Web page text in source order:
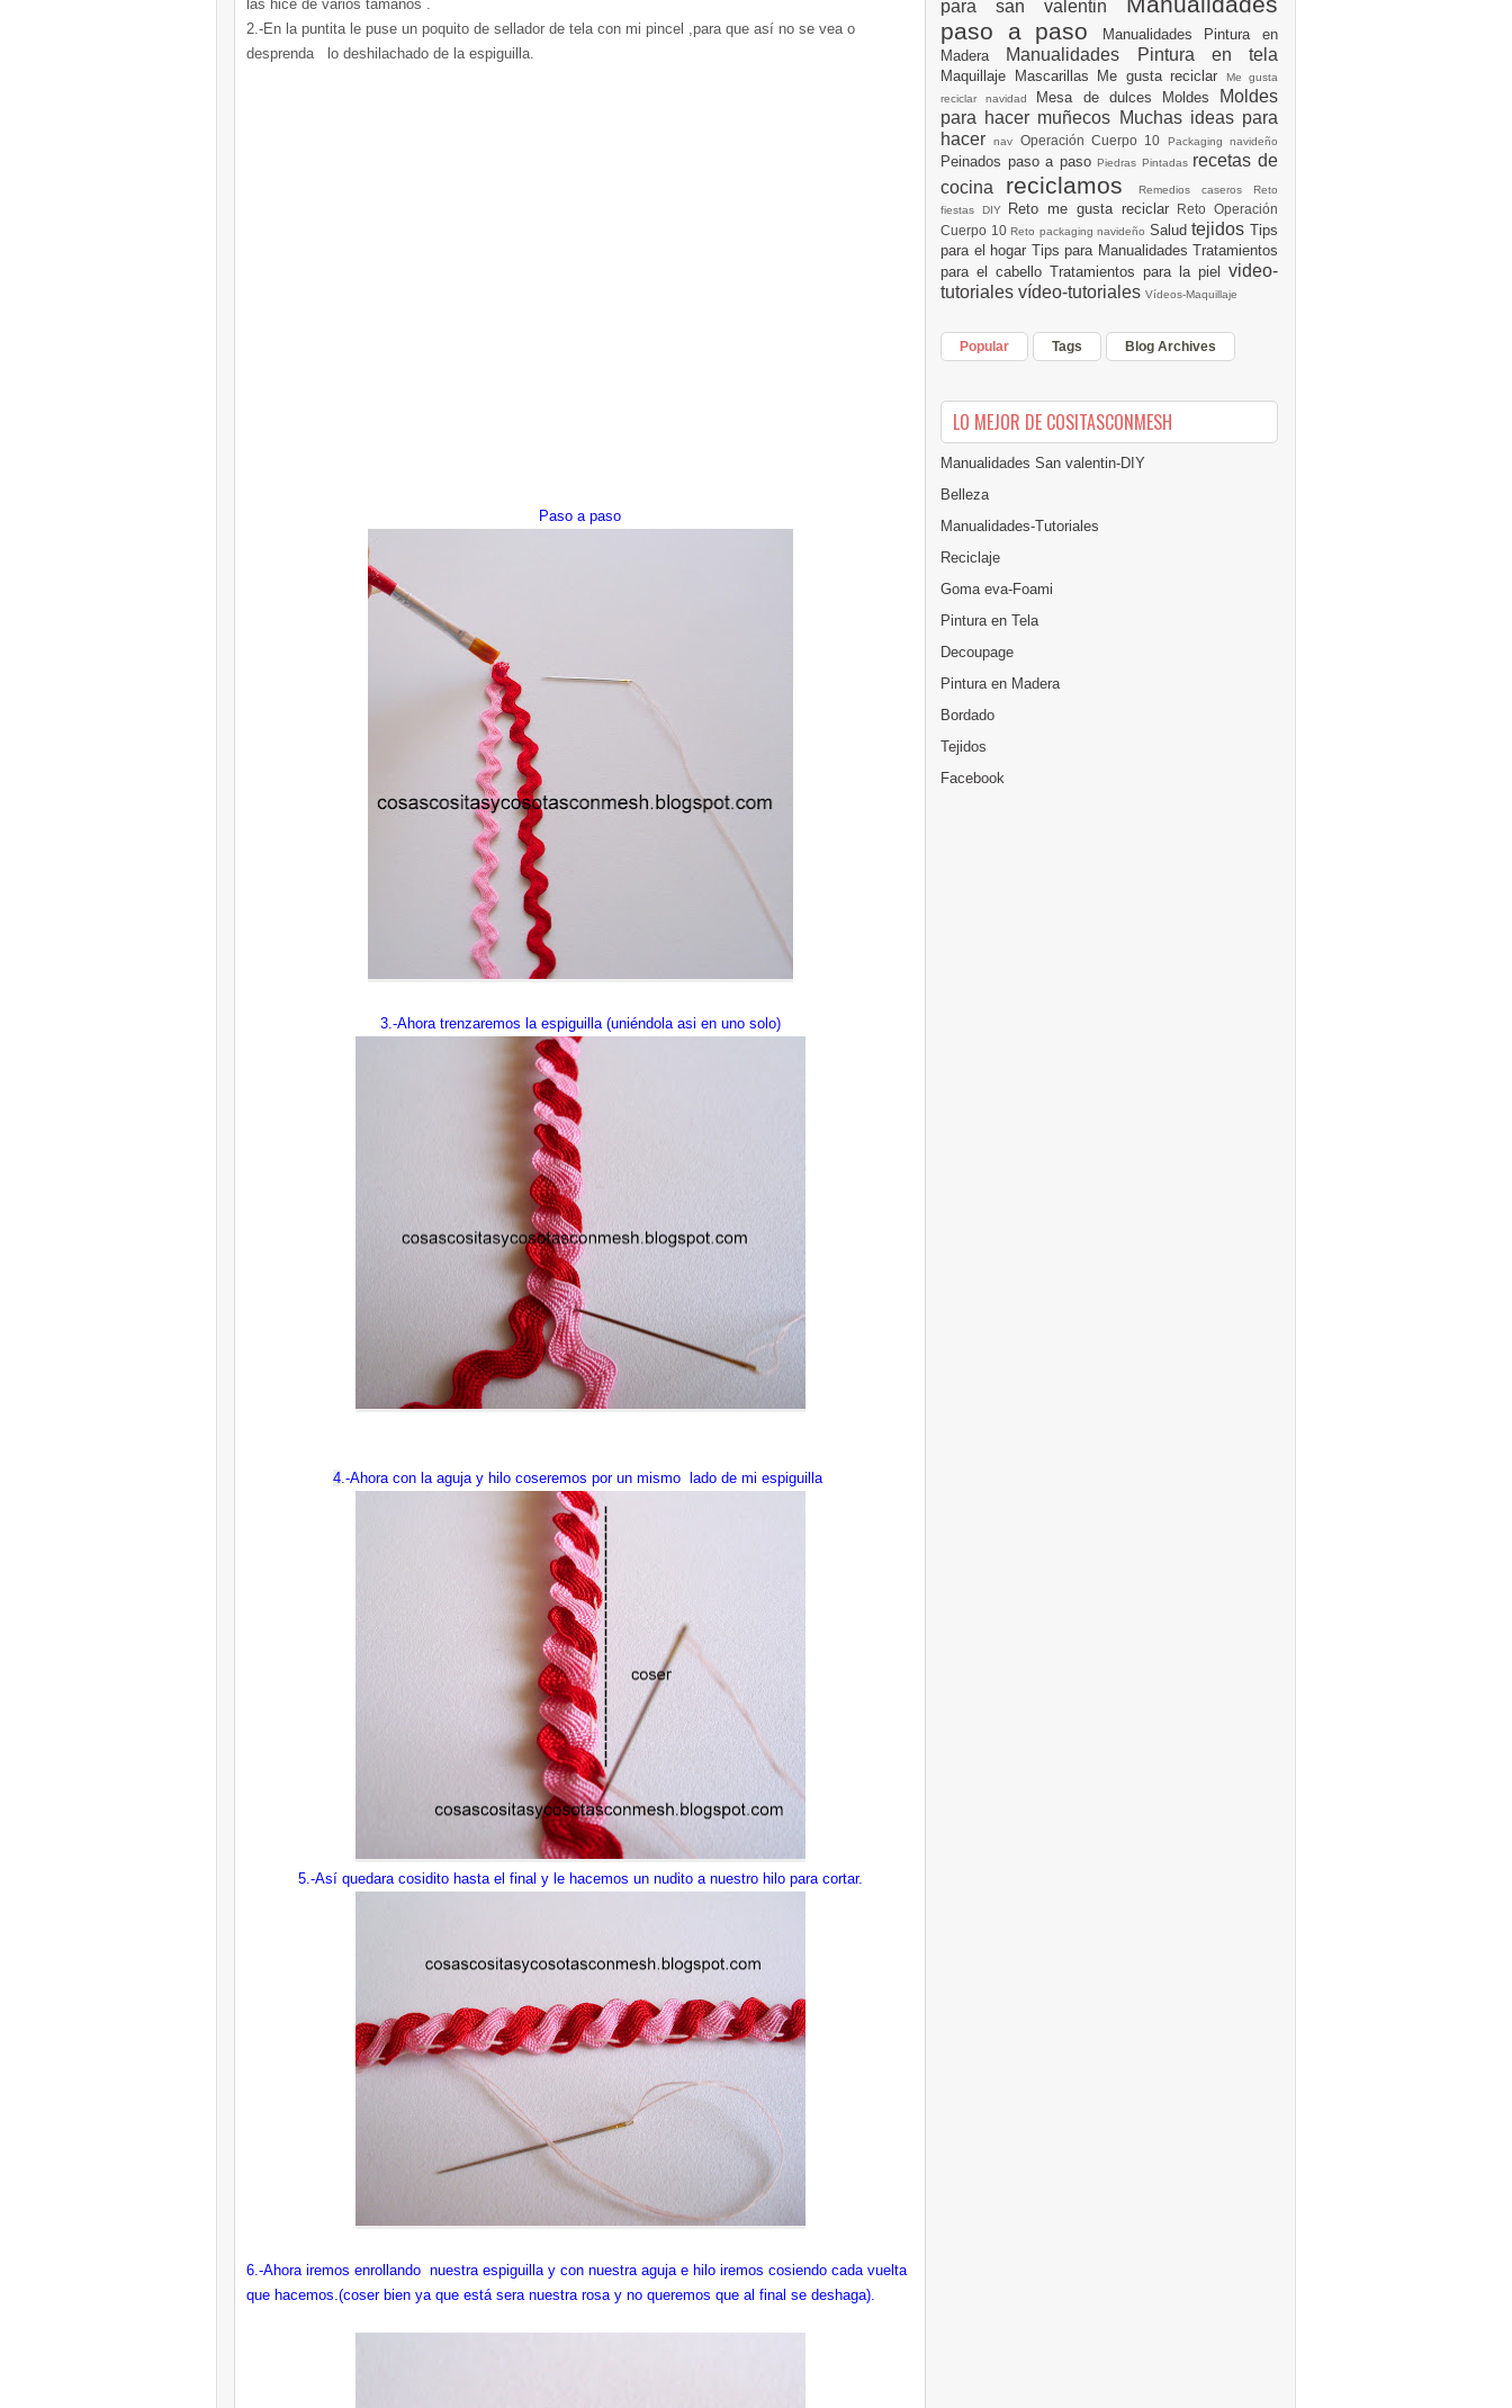
las hice de varios tamaños .
2.-En la puntita le puse un poquito de sellador de tela con mi pincel ,para que así no se vea o
desprenda lo deshilachado de la espiguilla.
Paso a paso
3.-Ahora trenzaremos la espiguilla (uniéndola asi en uno solo)
4.-Ahora con la aguja y hilo coseremos por un mismo lado de mi espiguilla
5.-Así quedara cosidito hasta el final y le hacemos un nudito a nuestro hilo para cortar.
6.-Ahora iremos enrollando nuestra espiguilla y con nuestra aguja e hilo iremos cosiendo cada vuelta
que hacemos.(coser bien ya que está sera nuestra rosa y no queremos que al final se deshaga).
para san valentin
paso a paso
Manualidades Pintura en
Madera
Manualidades Pintura en tela
Maquillaje Mascarillas Me gusta reciclar
Me gusta
reciclar navidad Mesa de dulces Moldes
Moldes
para hacer muñecos Muchas ideas para
hacernav Operación Cuerpo 10 Packaging navideño
Peinados paso a pasoPiedras Pintadas recetas de
cocina reciclamos Remedios caseros Reto
fiestas DIY Reto me gusta reciclar
Reto Operación
Cuerpo 10Reto packaging navideño SaludtejidosTips
para el hogar Tips para Manualidades Tratamientos
para el cabello Tratamientos para la piel video-
tutoriales vídeo-tutoriales Vídeos-Maquillaje
Popular Tags Blog Archives
LO MEJOR DE COSITASCONMESH
Manualidades San valentin-DIY
Belleza
Manualidades-Tutoriales
Reciclaje
Goma eva-Foami
Pintura en Tela
Decoupage
Pintura en Madera
Bordado
Tejidos
Facebook